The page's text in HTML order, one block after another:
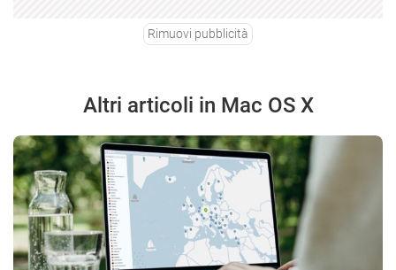
Rimuovi pubblicità
Altri articoli in Mac OS X